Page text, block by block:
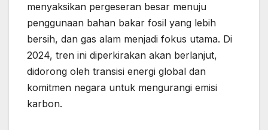
menyaksikan pergeseran besar menuju
penggunaan bahan bakar fosil yang lebih
bersih, dan gas alam menjadi fokus utama. Di
2024, tren ini diperkirakan akan berlanjut,
didorong oleh transisi energi global dan
komitmen negara untuk mengurangi emisi
karbon.